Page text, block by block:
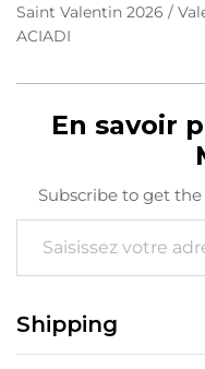
Saint Valentin 2026 /
ACIADI
En savoir
Subscribe to get
Saisissez votre adresse e-mail…
Shipping